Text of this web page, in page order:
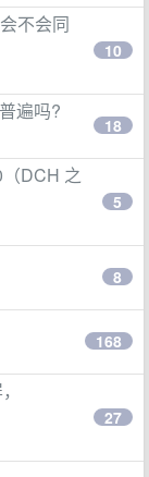
不会同
10
遍吗?
18
DCH 之
5
8
168
27